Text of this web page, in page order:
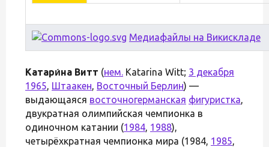
Медиафайлы на Викискладе
Катари́на Витт (нем. Katarina Witt; 3 декабря
1965, Штаакен, Восточный Берлин) —
выдающаяся восточногерманская фигуристка,
двукратная олимпийская чемпионка в
одиночном катании (1984, 1988),
четырёхкратная чемпионка мира (1984, 1985,